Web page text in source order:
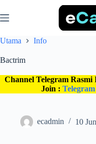
to
content
Utama Info
Bactrim
Channel Telegram
Join :
ecadmin 10